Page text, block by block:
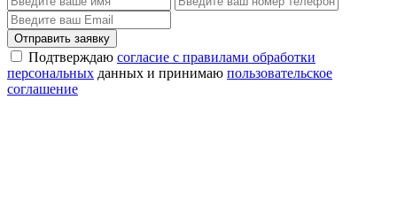
Отправить заявку
Подтверждаю согласие с правилами обработки
персональных данных и принимаю пользовательское
соглашение